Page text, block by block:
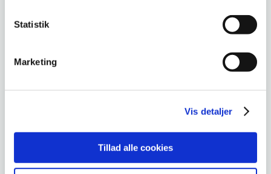
Statistik
Marketing
Vis detaljer
Tillad alle cookies
på udførelse af faglige opgaver i branchen eller
forskellige læseteknikker og vælge den
Deltageren kender til opbygningen af forskellige
både i trykte materialer og på computer.